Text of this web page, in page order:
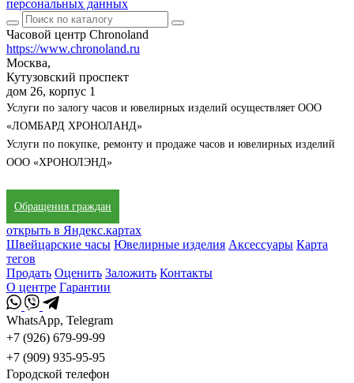
персональных данных
Часовой центр Chronoland
https://www.chronoland.ru
Москва,
Кутузовский проспект
дом 26, корпус 1
Услуги по залогу часов и ювелирных изделий осуществляет ООО
«ЛОМБАРД ХРОНОЛАНД»
Услуги по покупке, ремонту и продаже часов и ювелирных изделий
ООО «ХРОНОЛЭНД»
Обращения граждан
открыть в Яндекс.картах
Швейцарские часы Ювелирные изделия Аксессуары Карта
тегов
Продать Оценить Заложить Контакты
О центре Гарантии
WhatsApp, Telegram
+7 (926) 679-99-99
+7 (909) 935-95-95
Городской телефон